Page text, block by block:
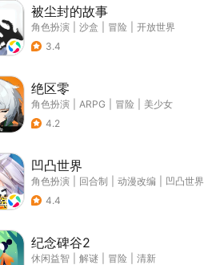
被尘封的故事
角色扮演 沙盒 冒险
开放世界
3.4
绝区零
角色扮演 ARPG 冒险
美少女
4.2
凹凸世界
角色扮演 回合制 动漫改编
凹凸世界
4.4
纪念碑谷2
休闲益智 解谜 冒险
清新